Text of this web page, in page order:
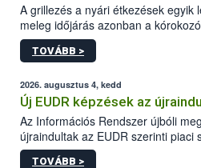
A grillezés a nyári étkezések egyik
meleg időjárás azonban a
gyorsabb szaporodásának is
ezért nem csupán a megfelelő
higiéniai szabályok betartása, a
maradékok szakszerű tárolása. A
biztonsági Hivatal (Nébih) Oktatási
biztonságos grillezés legfontosabb
TOVÁBB >
2026. augusztus 4, kedd
Új EUDR képzések az
Az Információs Rendszer újbóli
újraindultak az EUDR szerinti piaci
képzések.
TOVÁBB >